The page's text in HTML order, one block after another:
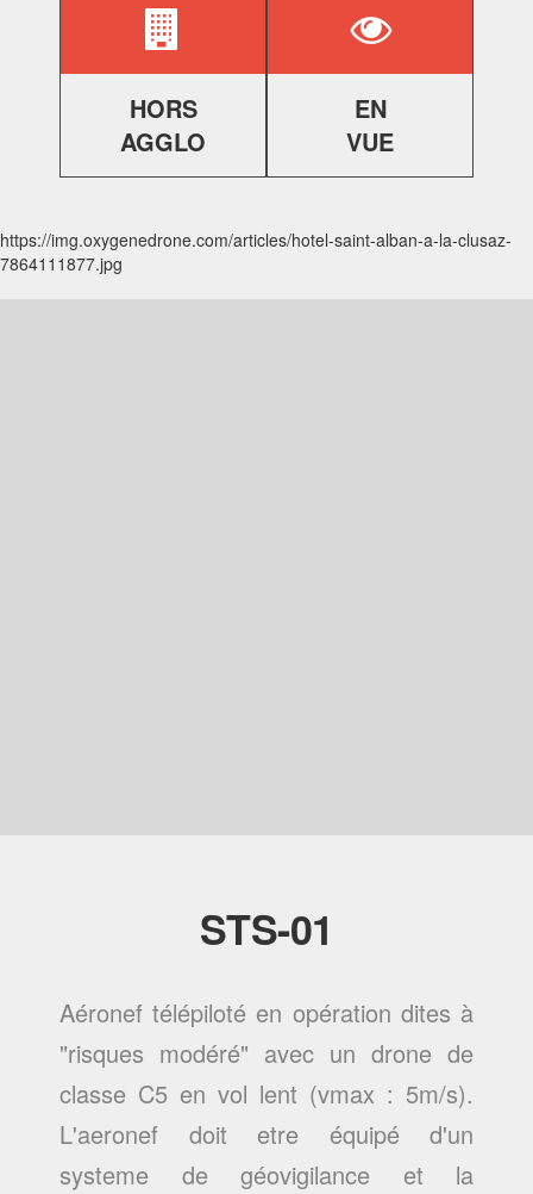
HORS
AGGLO
EN
VUE
https://img.oxygenedrone.com/articles/hotel-saint-alban-a-la-clusaz-
7864111877.jpg
STS-01
Aéronef télépiloté en opération dites à
"risques modéré" avec un drone de
classe C5 en vol lent (vmax : 5m/s).
L'aeronef doit etre équipé d'un
systeme de géovigilance et la